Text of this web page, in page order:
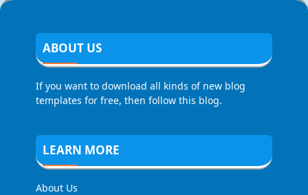
ABOUT US
If you want to download all kinds of new blog
templates for free, then follow this blog.
LEARN MORE
About Us